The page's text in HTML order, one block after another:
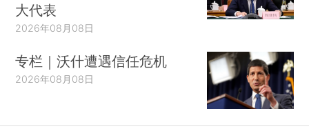
大代表
2026年08月08日
专栏｜沃什遭遇信任危机
2026年08月08日